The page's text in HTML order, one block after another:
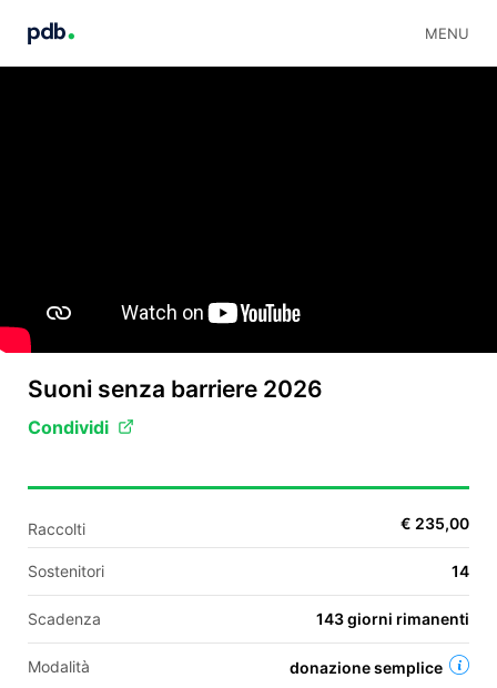
MENU
IT
FR
ES
Suoni senza barriere 2026
Condividi
Raccolti € 235,00
Sostenitori 14
Scadenza 143 giorni rimanenti
Modalità donazione semplice